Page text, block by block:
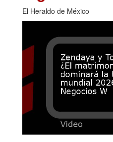
El Heraldo de México